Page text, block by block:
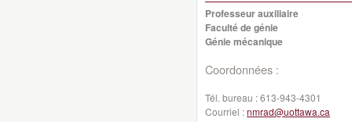
Professeur auxiliaire
Faculté de génie
Génie mécanique
Coordonnées :
Tél. bureau :613-943-4301
Courriel :nmrad@uottawa.ca